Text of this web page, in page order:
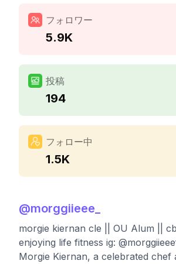
フォロワー
5.9K
投稿
194
フォロー中
1.5K
@morggiieee_
morgie kiernan cle || OU Alum ||
enjoying life fitness ig:
Morgie Kiernan, a celebrated chef